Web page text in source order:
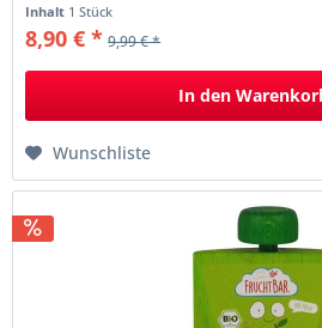
Inhalt 1 Stück
8,90 € * 9,99 € *
In den
Wunschliste